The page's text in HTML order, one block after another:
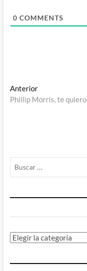
0 COMMENTS
Navegación
de
AnteriorEntrada
anterior:
Phillip Morris, te quiero
Categorías